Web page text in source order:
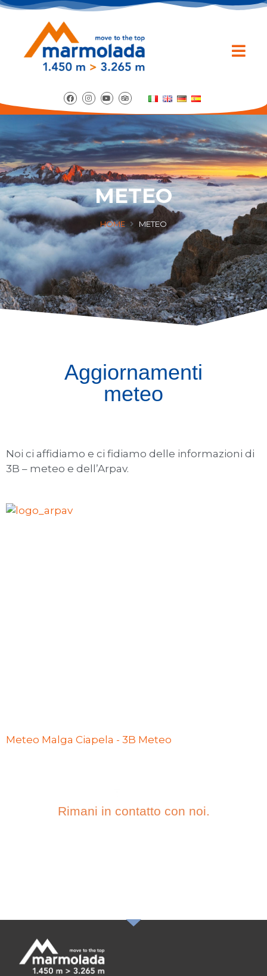
METEO
HOME METEO
Aggiornamenti
meteo
Noi ci affidiamo e ci fidiamo delle informazioni di
3B – meteo e dell’Arpav.
Meteo Malga Ciapela - 3B Meteo
Rimani in contatto con noi.